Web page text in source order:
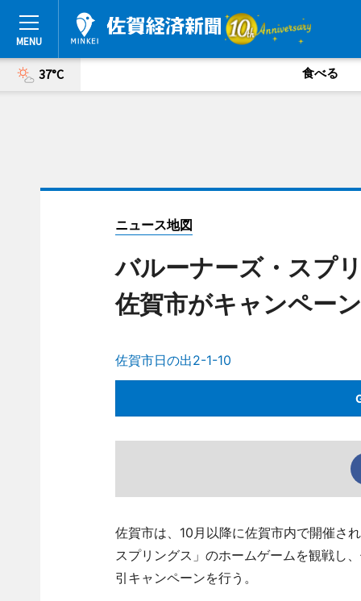
37°C 食べる
ニュース地図
バルーナーズ・スプ
佐賀市がキャンペーン
佐賀市日の出2-1-10
佐賀市は、10月以降に佐賀市内で開催さ
スプリングス」のホームゲームを観戦し
引キャンペーンを行う。